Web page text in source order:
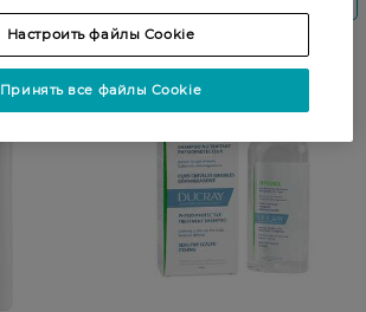
Настроить файлы Cookie
Принять все файлы Cookie